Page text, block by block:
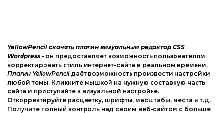
Другие CMS
Web-Мастеру
Другие шаблоны
YellowPencil скачать плагин визуальный редактор CSS
Wordpress - он предоставляет возможность пользователям
корректировать стиль интернет-сайта в реальном времени.
Плагин YellowPencilдаёт возможность произвести настройки
любой темы. Кликните мышкой на нужную составную часть
сайта и приступайте к визуальной настройке.
Откорректируйте расцветку, шрифты, масштабы, места и т.д.
Получите полный контроль над своим веб-сайтом с больше